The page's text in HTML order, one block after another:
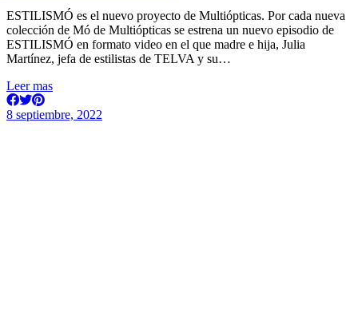
ESTILISMÓ es el nuevo proyecto de Multiópticas. Por cada nueva
colección de Mó de Multiópticas se estrena un nuevo episodio de
ESTILISMÓ en formato video en el que madre e hija, Julia
Martínez, jefa de estilistas de TELVA y su…
Leer mas
8 septiembre, 2022